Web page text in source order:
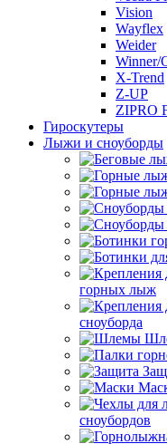
Vision
Wayflex
Weider
Winner/
X-Trend
Z-UP
ZIPRO
Гироскутеры
Лыжи и сноуборды
горных лыж
сноуборда
сноубордов